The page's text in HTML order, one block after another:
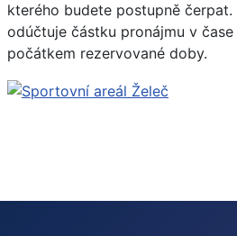
kterého budete postupně
odúčtuje částku pronájmu v
počátkem rezervované doby.